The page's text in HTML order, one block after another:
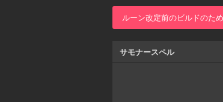
ルーン改定前のビルドのた
サモナースペル